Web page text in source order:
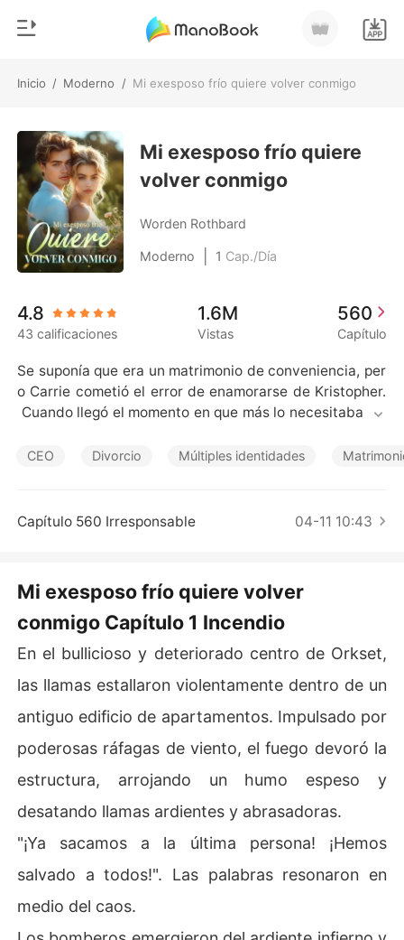
Inicio / Moderno / Mi exesposo frío quiere volver conmigo
Recargar
Historia
Salir
Instalar APP
Género
Moderno
Hombre Lobo
Cuentos
Urbano
Cuentos Cortos
Mi exesposo frío quiere
volver conmigo
Worden Rothbard
Moderno 1 Cap./Día
4.8
43 calificaciones
1.6M
Vistas
560
Capítulo
Se suponía que era un matrimonio de conveniencia, per
o Carrie cometió el error de enamorarse de Kristopher.
Cuando llegó el momento en que más lo necesitaba, su
ndo ella se marchó, Kristopher se dio cuenta de lo impo
stopher le ofreció 20 millones de dólares y le propuso d
e nuevo: "Casémonos de nuevo".
CEO Divorcio Múltiples identidades
Capítulo 560 Irresponsable 04-11 10:43
Mi exesposo frío quiere volver
conmigo Capítulo 1 Incendio
En el bullicioso y deteriorado centro de Orkset,
las llamas estallaron violentamente dentro de un
antiguo edificio de apartamentos. Impulsado por
poderosas ráfagas de viento, el fuego devoró la
estructura, arrojando un humo espeso y
desatando llamas ardientes y abrasadoras.
"¡Ya sacamos a la última persona! ¡Hemos
salvado a todos!". Las palabras resonaron en
medio del caos.